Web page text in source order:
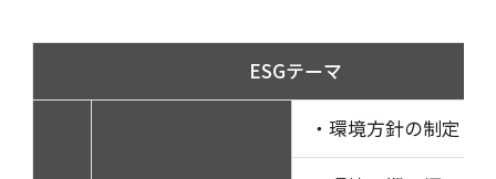
ESGテーマ
・環境方針の制定